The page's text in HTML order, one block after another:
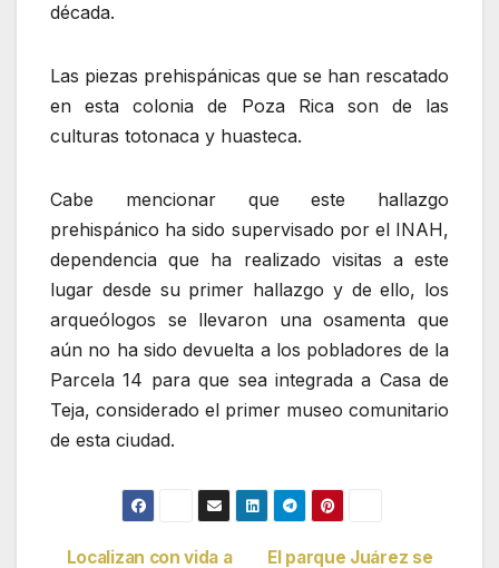
década.
Las piezas prehispánicas que se han rescatado
en esta colonia de Poza Rica son de las
culturas totonaca y huasteca.
Cabe mencionar que este hallazgo
prehispánico ha sido supervisado por el INAH,
dependencia que ha realizado visitas a este
lugar desde su primer hallazgo y de ello, los
arqueólogos se llevaron una osamenta que
aún no ha sido devuelta a los pobladores de la
Parcela 14 para que sea integrada a Casa de
Teja, considerado el primer museo comunitario
de esta ciudad.
El parque Juárez se
Localizan con vida a